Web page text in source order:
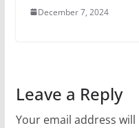
December 7, 2024
Leave a Reply
Your email address